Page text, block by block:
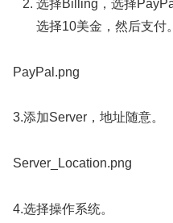
选择Billing，选择
选择10美金，然后支付。
PayPal.png
3.添加Server，地址随意。
Server_Location.png
4.选择操作系统。